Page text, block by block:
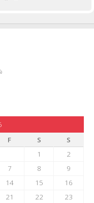
F S
S
1
2
7 8
9
14 15
16
21 22
23